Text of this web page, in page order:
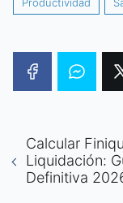
Calcular
Liquidación:
Definitiva